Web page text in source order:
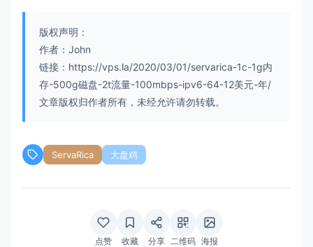
版权声明：
作者：John
链接：https://vps.la/2020/03/01/servarica-1c-1g内
存-500g磁盘-2t流量-100mbps-ipv6-64-12美元-年/
文章版权归作者所有，未经允许请勿转载。
ServaRica 大盘鸡
点赞 收藏 分享 二维码 海报